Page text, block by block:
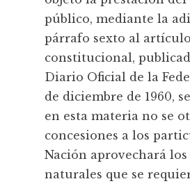
público, mediante la
párrafo sexto al
constitucional,
Diario Oficial de la
de diciembre de 1960,
en esta materia no se
concesiones a los
Nación aprovechará los
naturales que se